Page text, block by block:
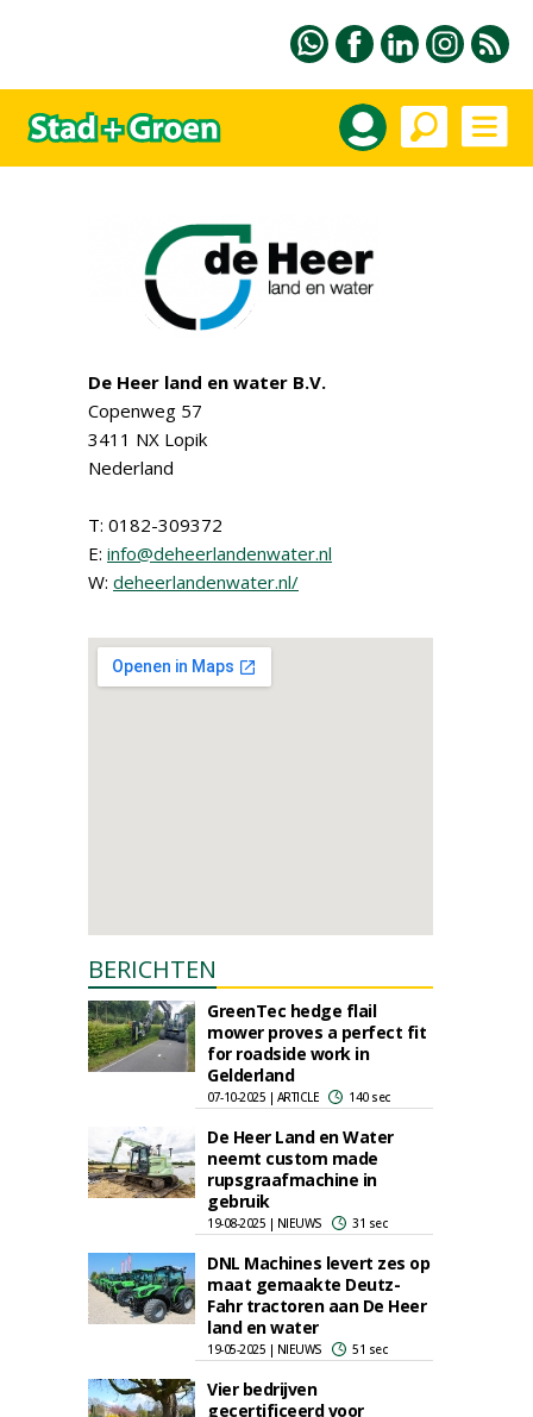
De Heer land en water B.V.
Copenweg 57
3411 NX Lopik
Nederland
T: 0182-309372
E: info@deheerlandenwater.nl
W: deheerlandenwater.nl/
BERICHTEN
GreenTec hedge flail
mower proves a perfect fit
for roadside work in
Gelderland
07-10-2025 | ARTICLE 140 sec
De Heer Land en Water
neemt custom made
rupsgraafmachine in
gebruik
19-08-2025 | NIEUWS 31 sec
DNL Machines levert zes op
maat gemaakte Deutz-
Fahr tractoren aan De Heer
land en water
19-05-2025 | NIEUWS 51 sec
Vier bedrijven
gecertificeerd voor